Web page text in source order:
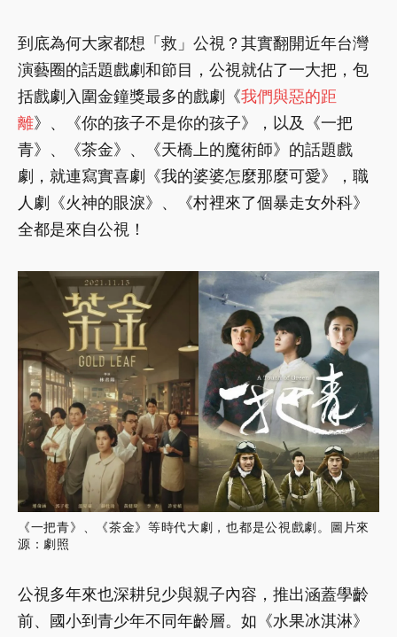
到底為何大家都想「救」公視？其實翻開近年台灣
演藝圈的話題戲劇和節目，公視就佔了一大把，包
括戲劇入圍金鐘獎最多的戲劇《我們與惡的距
離》、《你的孩子不是你的孩子》，以及《一把
青》、《茶金》、《天橋上的魔術師》的話題戲
劇，就連寫實喜劇《我的婆婆怎麼那麼可愛》，職
人劇《火神的眼淚》、《村裡來了個暴走女外科》
全都是來自公視！
《一把青》、《茶金》等時代大劇，也都是公視戲劇。圖片來
源：劇照
公視多年來也深耕兒少與親子內容，推出涵蓋學齡
前、國小到青少年不同年齡層。如《水果冰淇淋》